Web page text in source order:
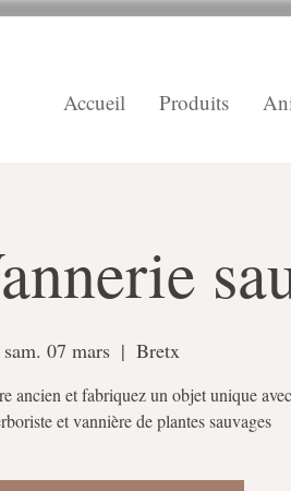
Accueil Produits
sam. 07 mars
  |
Bretx
ancien et fabriquez un objet unique
et vannière de plantes sauvages